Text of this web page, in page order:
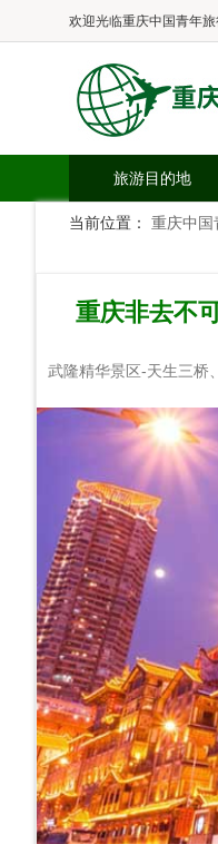
欢迎光临重庆中国青年
旅游目的地
当前位置： 重庆中国
重庆非去不
武隆精华景区-天生三桥